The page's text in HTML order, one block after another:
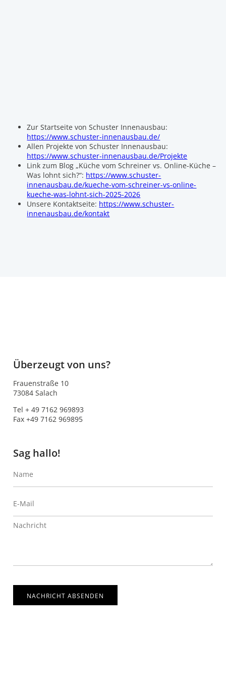
Zur Startseite von Schuster Innenausbau:
https://www.schuster-innenausbau.de/
Allen Projekte von Schuster Innenausbau:
https://www.schuster-innenausbau.de/Projekte
Link zum Blog „Küche vom Schreiner vs. Online-Küche –
Was lohnt sich?“: https://www.schuster-
innenausbau.de/kueche-vom-schreiner-vs-online-
kueche-was-lohnt-sich-2025-2026
Unsere Kontaktseite: https://www.schuster-
innenausbau.de/kontakt
Überzeugt von uns?
Frauenstraße 10
73084 Salach
Tel + 49 7162 969893
Fax +49 7162 969895
Sag hallo!
NACHRICHT ABSENDEN